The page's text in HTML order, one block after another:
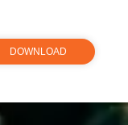
DOWNLOAD